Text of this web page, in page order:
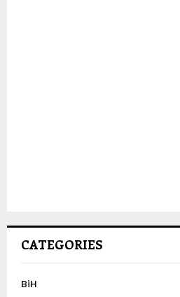
CATEGORIES
BiH